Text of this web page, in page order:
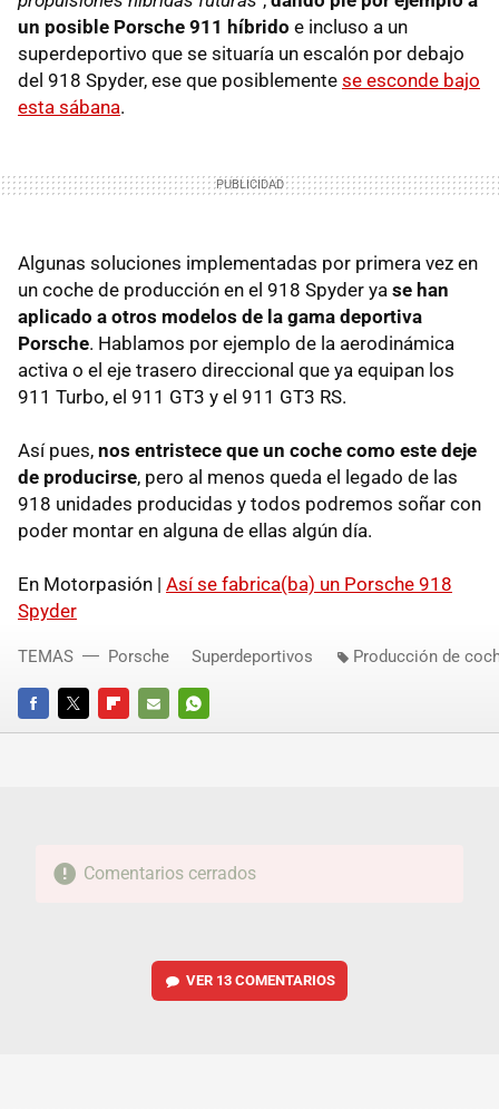
un posible Porsche 911 híbrido e incluso a un
superdeportivo que se situaría un escalón por debajo
del 918 Spyder, ese que posiblemente se esconde bajo
esta sábana.
Algunas soluciones implementadas por primera vez en
un coche de producción en el 918 Spyder ya se han
aplicado a otros modelos de la gama deportiva
Porsche. Hablamos por ejemplo de la aerodinámica
activa o el eje trasero direccional que ya equipan los
911 Turbo, el 911 GT3 y el 911 GT3 RS.
Así pues, nos entristece que un coche como este deje
de producirse, pero al menos queda el legado de las
918 unidades producidas y todos podremos soñar con
poder montar en alguna de ellas algún día.
En Motorpasión | Así se fabrica(ba) un Porsche 918
Spyder
FACEBOOKTWITTERFLIPBOARD
E-
WHATSAPP
TEMAS Porsche Superdeportivos Producción de
Comentarios cerrados
VER 13 COMENTARIOS